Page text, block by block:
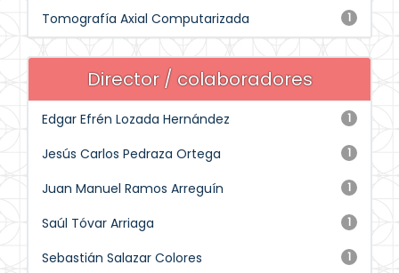
1
Tomografía Axial Computarizada
Director / colaboradores
1
Edgar Efrén Lozada Hernández
1
Jesús Carlos Pedraza Ortega
1
Juan Manuel Ramos Arreguín
1
Saúl Tóvar Arriaga
1
Sebastián Salazar Colores